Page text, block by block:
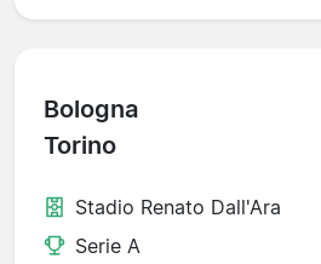
Bologna
Torino
Stadio Renato Dall'Ara
Serie A